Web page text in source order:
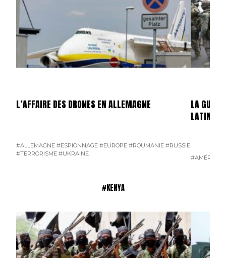
L’AFFAIRE DES DRONES EN ALLEMAGNE
#ALLEMAGNE #ESPIONNAGE #EUROPE #ROUMANIE #RUSSIE
#TERRORISME #UKRAINE
LA
LATINE
#KENYA